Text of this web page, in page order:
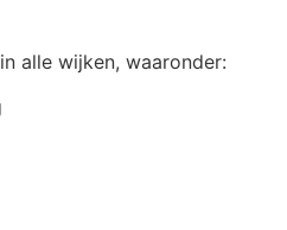
alle wijken, waaronder: